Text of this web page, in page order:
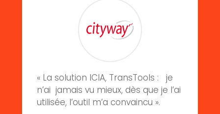
« La solution ICIA, TransTools : je
n’ai jamais vu mieux, dès que je l’ai
utilisée, l’outil m’a convaincu ».